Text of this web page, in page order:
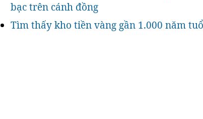
bạc trên cánh đồng
Tìm thấy kho tiền vàng gần 1.000 năm